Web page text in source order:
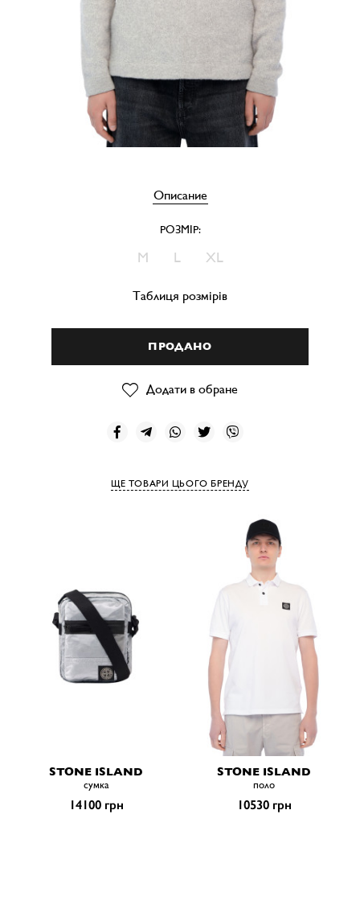
Описание
РОЗМІР:
M L XL
Таблиця розмірів
ПРОДАНО
Додати в обране
ЩЕ ТОВАРИ ЦЬОГО БРЕНДУ
STONE ISLAND
сумка
14100 грн
STONE ISLAND
поло
10530 грн